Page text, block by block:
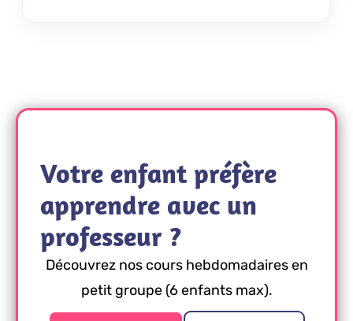
Votre enfant préfère
apprendre avec un
professeur ?
Découvrez nos cours hebdomadaires en
petit groupe (6 enfants max).